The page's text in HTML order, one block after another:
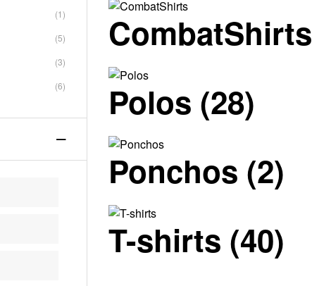
CombatShirts
Polos (28)
Ponchos (2)
T-shirts (40)
(1)
(5)
(3)
(6)